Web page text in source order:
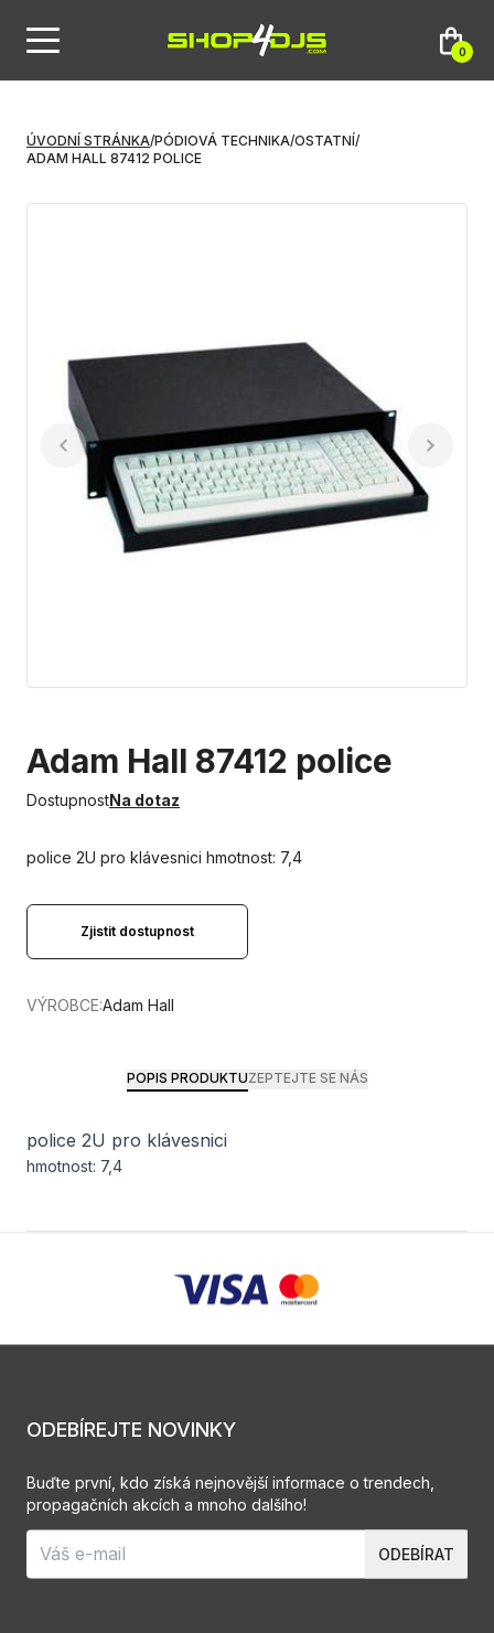
0
ÚVODNÍ STRÁNKA/PÓDIOVÁ TECHNIKA/OSTATNÍ/
ADAM HALL 87412 POLICE
Adam Hall 87412 police
DostupnostNa dotaz
police 2U pro klávesnici hmotnost: 7,4
Zjistit dostupnost
VÝROBCE:Adam Hall
POPIS PRODUKTUZEPTEJTE SE NÁS
police 2U pro klávesnici
hmotnost: 7,4
ODEBÍREJTE NOVINKY
Buďte první, kdo získá nejnovější informace o trendech,
propagačních akcích a mnoho dalšího!
ODEBÍRAT